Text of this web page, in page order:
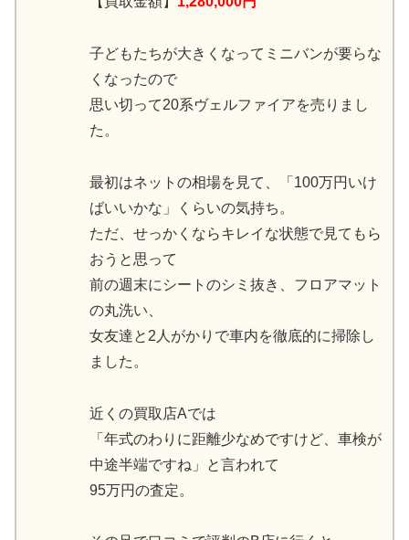
子どもたちが大きくなってミニバンが要らな
くなったので
思い切って20系ヴェルファイアを売りまし
た。
最初はネットの相場を見て、「100万円いけ
ばいいかな」くらいの気持ち。
ただ、せっかくならキレイな状態で見てもら
おうと思って
前の週末にシートのシミ抜き、フロアマット
の丸洗い、
女友達と2人がかりで車内を徹底的に掃除し
ました。
近くの買取店Aでは
「年式のわりに距離少なめですけど、車検が
中途半端ですね」と言われて
95万円の査定。